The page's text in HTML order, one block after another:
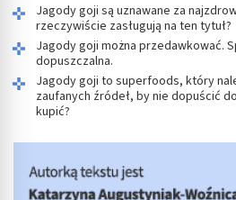
Jagody goji są uznawane za
rzeczywiście zasługują na ten tytuł?
Jagody goji można przedawkować.
dopuszczalna.
Jagody goji to superfoods, który
zaufanych źródeł, by nie dopuścić
kupić?